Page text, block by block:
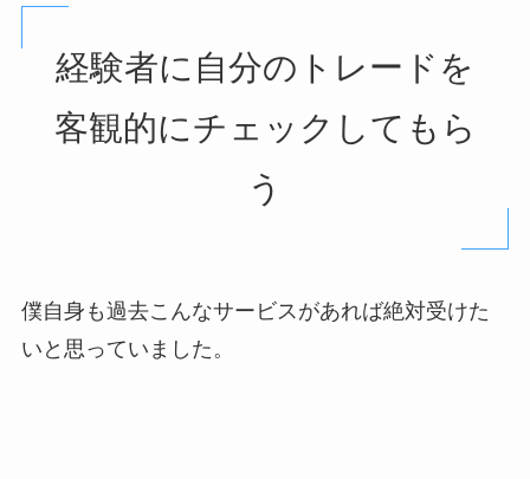
経験者に自分のトレードを
客観的にチェックしてもら
う
僕自身も過去こんなサービスがあれば絶対受けた
いと思っていました。